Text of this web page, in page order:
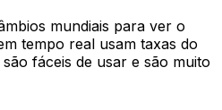
mundiais para ver o
tempo real usam taxas do
fáceis de usar e são muito